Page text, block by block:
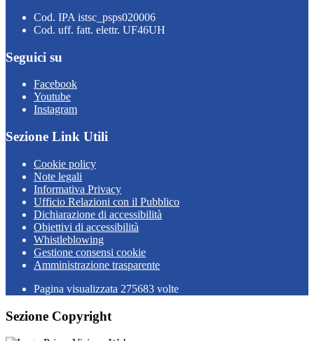
Cod. IPA istsc_psps020006
Cod. uff. fatt. elettr. UF46UH
Seguici su
Facebook
Youtube
Instagram
Sezione Link Utili
Cookie policy
Note legali
Informativa Privacy
Ufficio Relazioni con il Pubblico
Dichiarazione di accessibilità
Obiettivi di accessibilità
Whistleblowing
Gestione consensi cookie
Amministrazione trasparente
Pagina visualizzata 275683 volte
Sezione Copyright